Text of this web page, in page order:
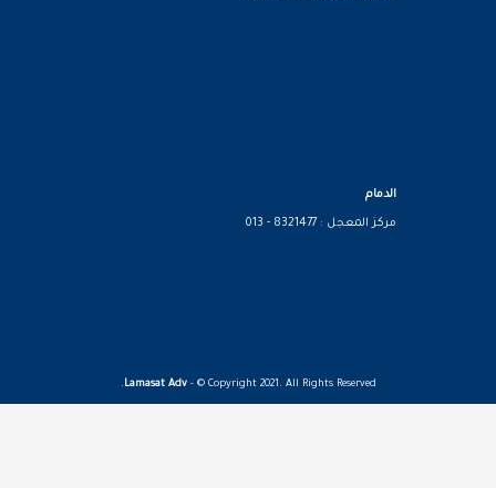
الدمام
مركز المعجل : 8321477 - 013
Lamasat Adv- © Copyright 2021. All Rights Reserved.